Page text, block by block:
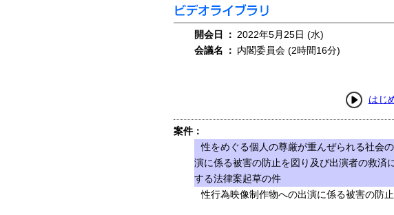
開会日 ： 2022年5月25日 (水)
会議名
： 内閣委員会 (2時間16分)
はじ
案件：
性をめぐる個人の尊厳が重んぜられる社会
演に係る被害の防止を図り及び出演者の救済
する法律案起草の件
性行為映像制作物への出演に係る被害の防